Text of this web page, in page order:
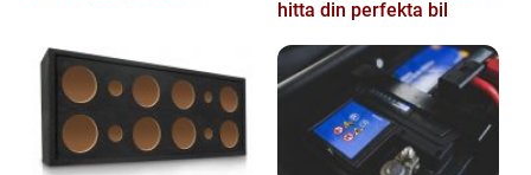
hitta din perfekta bil